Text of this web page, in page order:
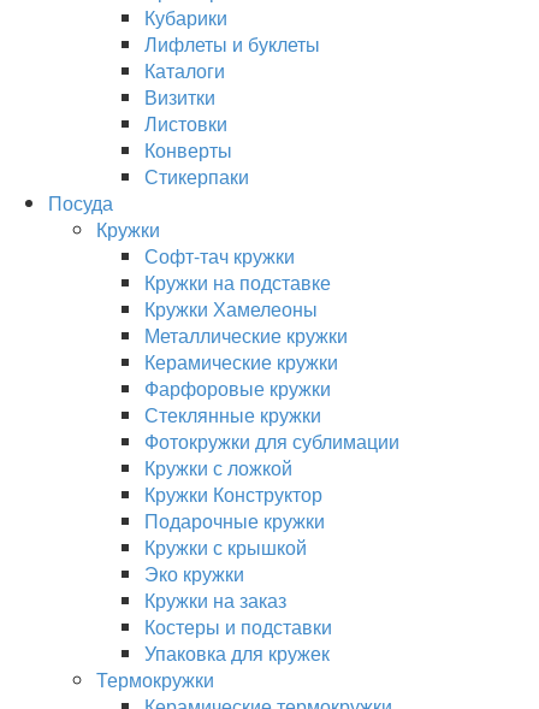
Кубарики
Лифлеты и буклеты
Каталоги
Визитки
Листовки
Конверты
Стикерпаки
Посуда
Кружки
Софт-тач кружки
Кружки на подставке
Кружки Хамелеоны
Металлические кружки
Керамические кружки
Фарфоровые кружки
Стеклянные кружки
Фотокружки для сублимации
Кружки с ложкой
Кружки Конструктор
Подарочные кружки
Кружки с крышкой
Эко кружки
Кружки на заказ
Костеры и подставки
Упаковка для кружек
Термокружки